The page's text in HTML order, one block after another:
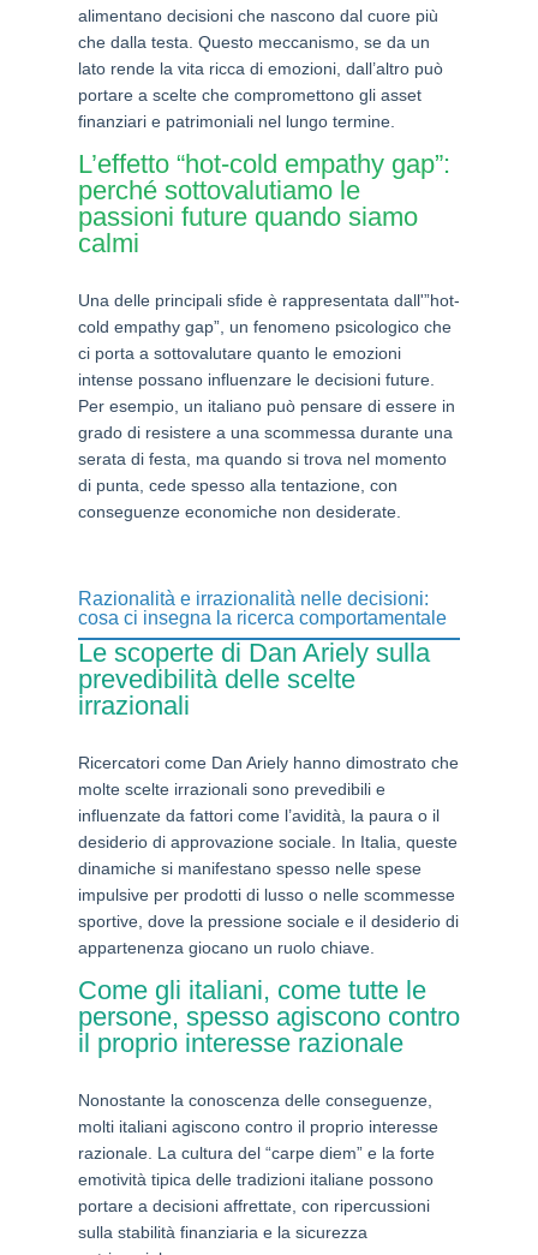
alimentano decisioni che nascono dal cuore più
che dalla testa. Questo meccanismo, se da un
lato rende la vita ricca di emozioni, dall’altro può
portare a scelte che compromettono gli asset
finanziari e patrimoniali nel lungo termine.
L’effetto “hot-cold empathy gap”:
perché sottovalutiamo le
passioni future quando siamo
calmi
Una delle principali sfide è rappresentata dall'”hot-
cold empathy gap”, un fenomeno psicologico che
ci porta a sottovalutare quanto le emozioni
intense possano influenzare le decisioni future.
Per esempio, un italiano può pensare di essere in
grado di resistere a una scommessa durante una
serata di festa, ma quando si trova nel momento
di punta, cede spesso alla tentazione, con
conseguenze economiche non desiderate.
Razionalità e irrazionalità nelle decisioni:
cosa ci insegna la ricerca comportamentale
Le scoperte di Dan Ariely sulla
prevedibilità delle scelte
irrazionali
Ricercatori come Dan Ariely hanno dimostrato che
molte scelte irrazionali sono prevedibili e
influenzate da fattori come l’avidità, la paura o il
desiderio di approvazione sociale. In Italia, queste
dinamiche si manifestano spesso nelle spese
impulsive per prodotti di lusso o nelle scommesse
sportive, dove la pressione sociale e il desiderio di
appartenenza giocano un ruolo chiave.
Come gli italiani, come tutte le
persone, spesso agiscono contro
il proprio interesse razionale
Nonostante la conoscenza delle conseguenze,
molti italiani agiscono contro il proprio interesse
razionale. La cultura del “carpe diem” e la forte
emotività tipica delle tradizioni italiane possono
portare a decisioni affrettate, con ripercussioni
sulla stabilità finanziaria e la sicurezza